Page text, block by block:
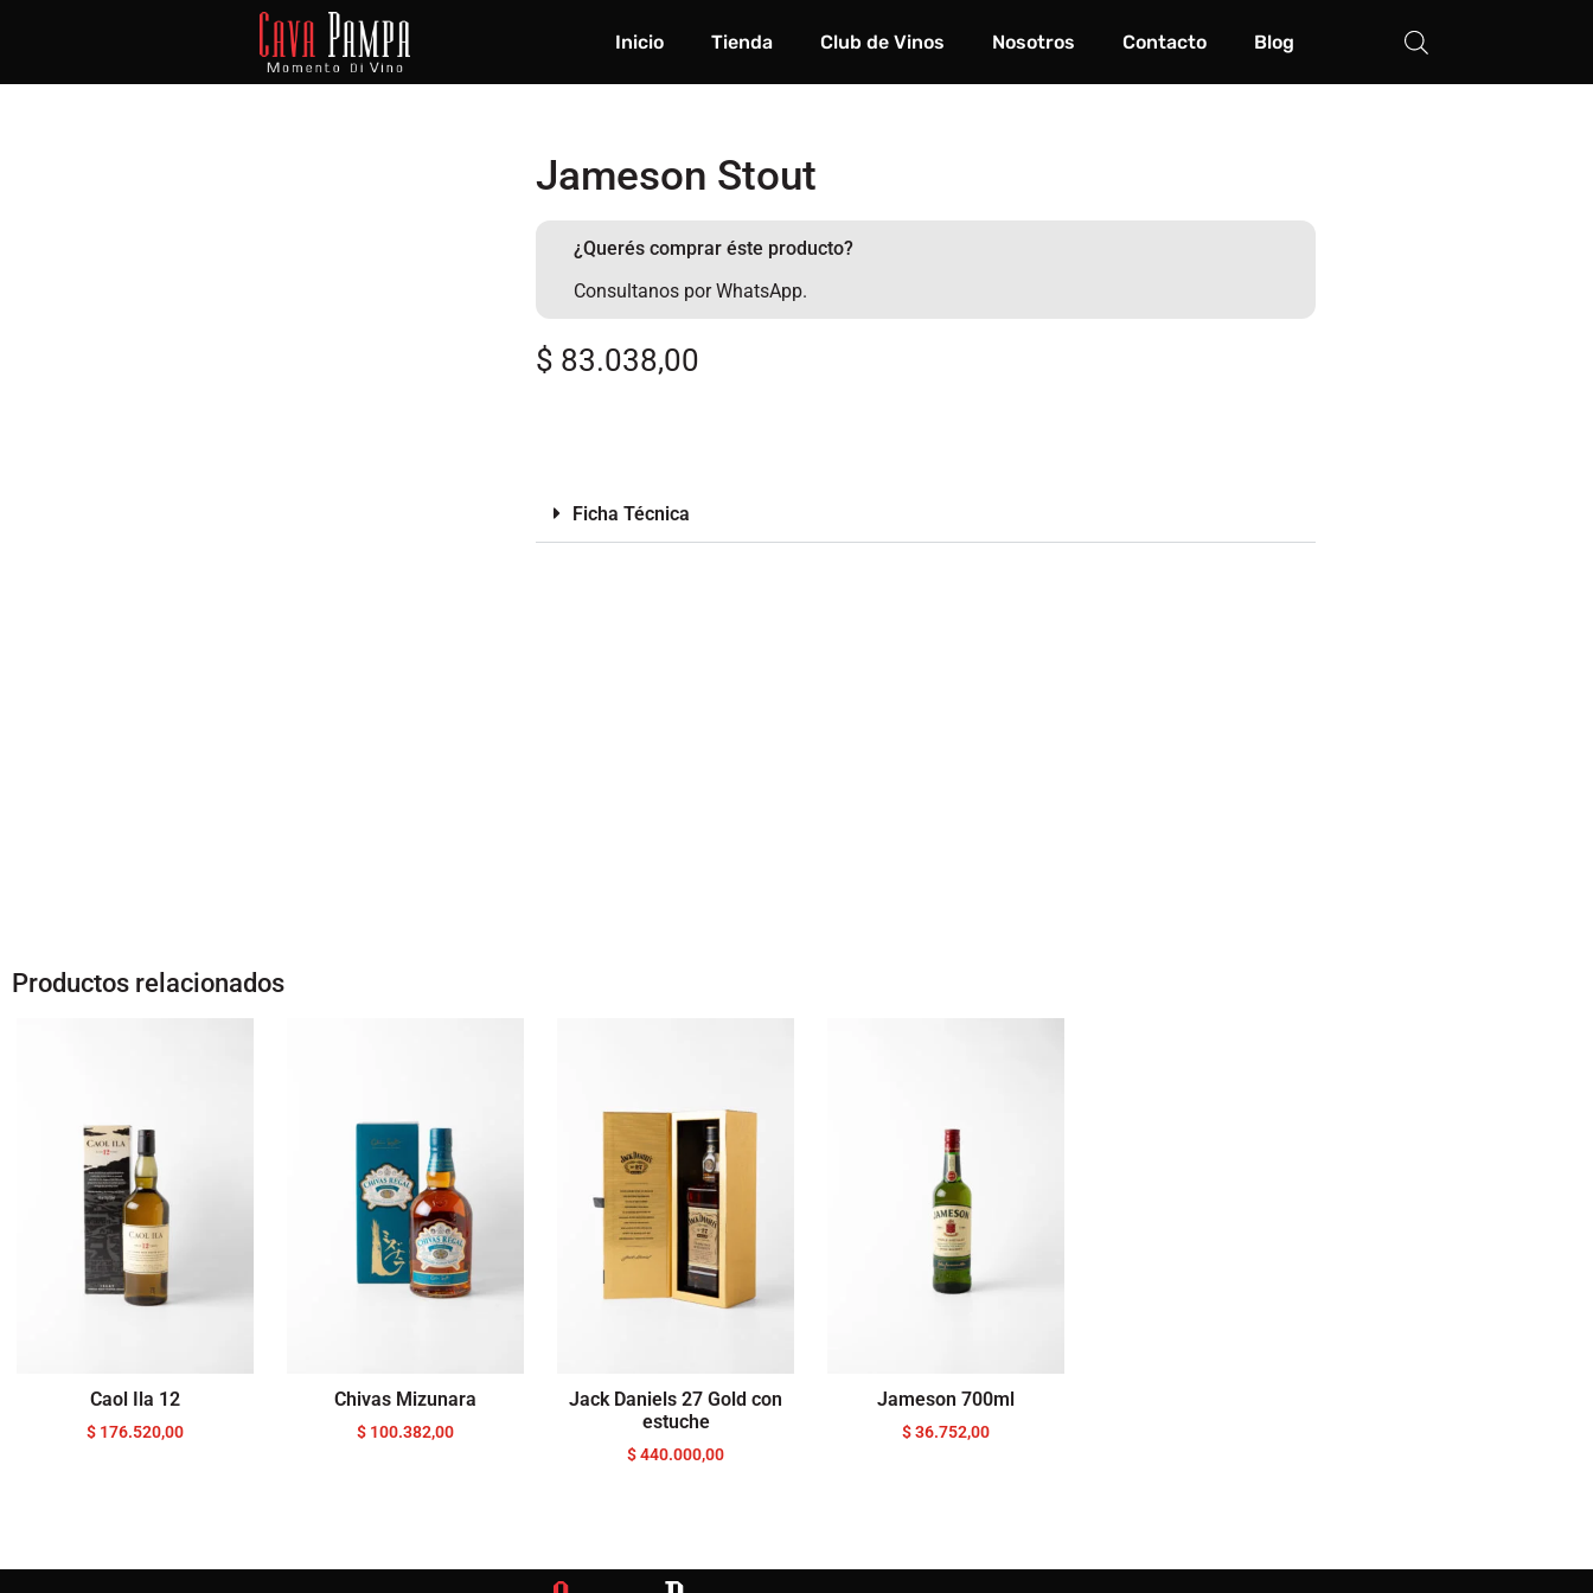
Inicio Tienda Club de Vinos Nosotros Contacto Blog
Jameson Stout
¿Querés comprar éste producto?
Consultanos por WhatsApp.
$ 83.038,00
Ficha Técnica
Productos relacionados
Caol Ila 12
$ 176.520,00
Chivas Mizunara
$ 100.382,00
Jack Daniels 27 Gold con
estuche
$440.000,00
Jameson 700ml
$36.752,00